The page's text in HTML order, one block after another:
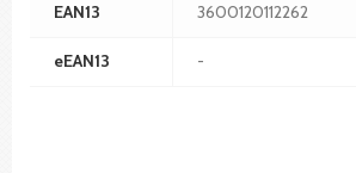
EAN13 3600120112262
eEAN13 -